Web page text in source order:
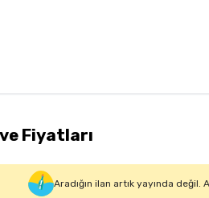
Fiyatları
Aradığın ilan artık yayında